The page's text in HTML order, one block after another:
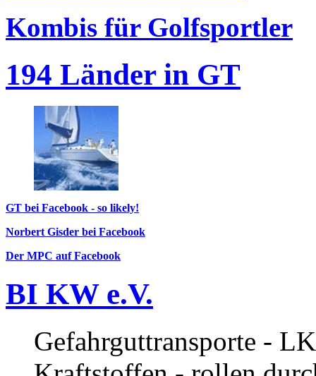
Kombis für Golfsportler
194 Länder in GT
GT bei Facebook - so likely!
Norbert Gisder bei Facebook
Der MPC auf Facebook
BI KW e.V.
Gefahrguttransporte -